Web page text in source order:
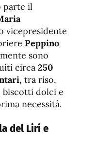
parte il
vicepresidente
Peppino
sono
circa 250
, tra riso,
biscotti dolci e
necessità.
del Liri e